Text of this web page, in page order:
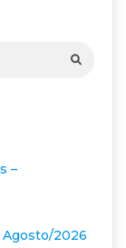
–
Agosto/2026